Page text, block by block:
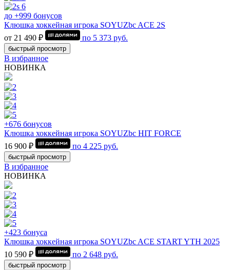
до +999 бонусов
Клюшка хоккейная игрока SOYUZbc ACE 2S
от 21 490 ₽
по 5 373 руб.
быстрый просмотр
В избранное
НОВИНКА
+676 бонусов
Клюшка хоккейная игрока SOYUZbc HIT FORCE
16 900 ₽
по 4 225 руб.
быстрый просмотр
В избранное
НОВИНКА
+423 бонуса
Клюшка хоккейная игрока SOYUZbc ACE START YTH 2025
10 590 ₽
по 2 648 руб.
быстрый просмотр